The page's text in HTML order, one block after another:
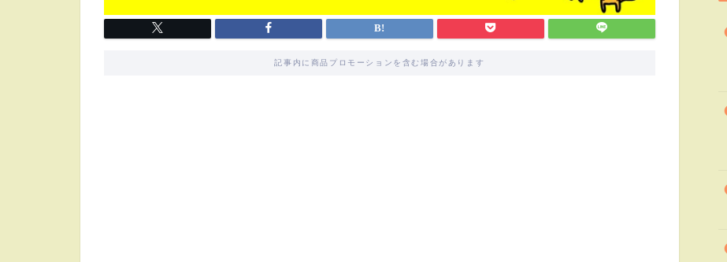
記事内に商品プロモーションを含む場合があります